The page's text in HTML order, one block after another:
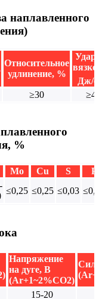
наплавленного
Относительное
удлинение, %
Дж/
≥30
%
Mo Cu S
P
≤0,25 ≤0,25 ≤0,03
Напряжение
на дуге, В
(Ar+1~2%CO2)
15-20